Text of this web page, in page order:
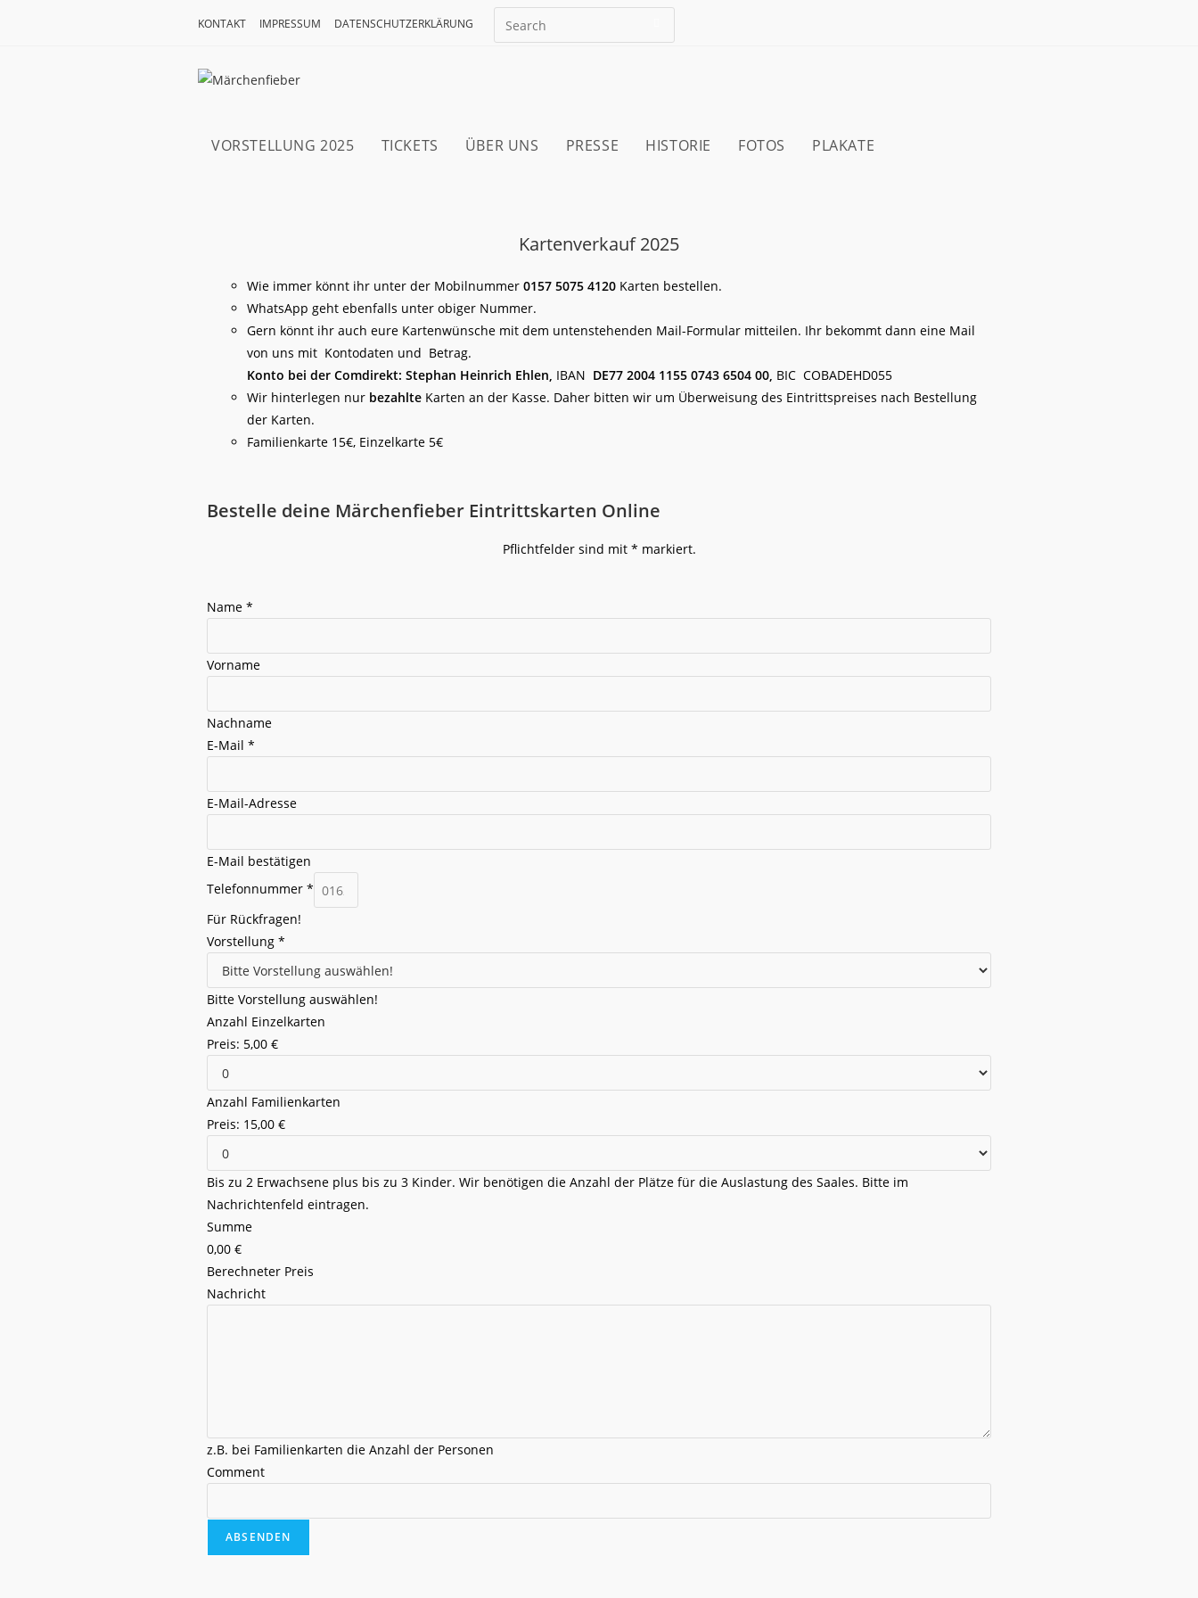
KONTAKT IMPRESSUM DATENSCHUTZERKLÄRUNG
VORSTELLUNG 2025 TICKETS ÜBER UNS PRESSE HISTORIE FOTOS PLAKATE
Kartenverkauf 2025
Wie immer könnt ihr unter der Mobilnummer 0157 5075 4120 Karten bestellen.
WhatsApp geht ebenfalls unter obiger Nummer.
Gern könnt ihr auch eure Kartenwünsche mit dem untenstehenden Mail-Formular mitteilen. Ihr bekommt dann eine Mail
von uns mit Kontodaten und Betrag.
Konto bei der Comdirekt: Stephan Heinrich Ehlen, IBAN DE77 2004 1155 0743 6504 00, BIC COBADEHD055
Wir hinterlegen nur bezahlte Karten an der Kasse. Daher bitten wir um Überweisung des Eintrittspreises nach Bestellung
der Karten.
Familienkarte 15€, Einzelkarte 5€
Bestelle deine Märchenfieber Eintrittskarten Online
Pflichtfelder sind mit * markiert.
Name *
Vorname
Nachname
E-Mail *
E-Mail-Adresse
E-Mail bestätigen
N
c
h
i
c
h
t
o
r
t
g
l
Telefonnummer *
Für Rückfragen!
Vorstellung *
Bitte Vorstellung auswählen!
Anzahl Einzelkarten
Preis: 5,00 €
Anzahl Familienkarten
Preis: 15,00 €
Bis zu 2 Erwachsene plus bis zu 3 Kinder. Wir benötigen die Anzahl der Plätze für die Auslastung des Saales. Bitte im
Nachrichtenfeld eintragen.
Summe
0,00 €
Berechneter Preis
Nachricht
z.B. bei Familienkarten die Anzahl der Personen
Comment
ABSENDEN